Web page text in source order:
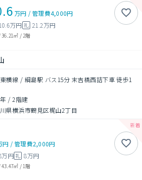
万円 /管理費4,000円
万円 礼 21.2万円
36.21㎡ / 2階
横線 / 綱島駅 バス15分 末吉橋西詰下車 徒歩1
/2階建
県横浜市鶴見区梶山2丁目
円 /管理費2,000円
万円礼 8万円
43.47㎡ / 1階